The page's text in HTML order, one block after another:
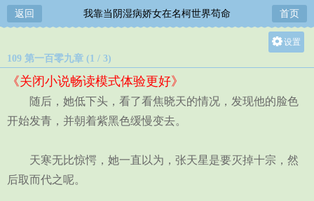
返回 我靠当阴湿病娇女在名柯世界苟命 首页
设置
中
109 第一百零九章 (1 / 3)
《关闭小说畅读模式体验更好》
随后，她低下头，看了看焦晓天的情况，发现他的脸色
开始发青，并朝着紫黑色缓慢变去。
天寒无比惊愕，她一直以为，张天星是要灭掉十宗，然
后取而代之呢。